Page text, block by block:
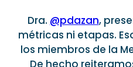
Dra. @pdazan,
métricas ni etapas.
los miembros de la